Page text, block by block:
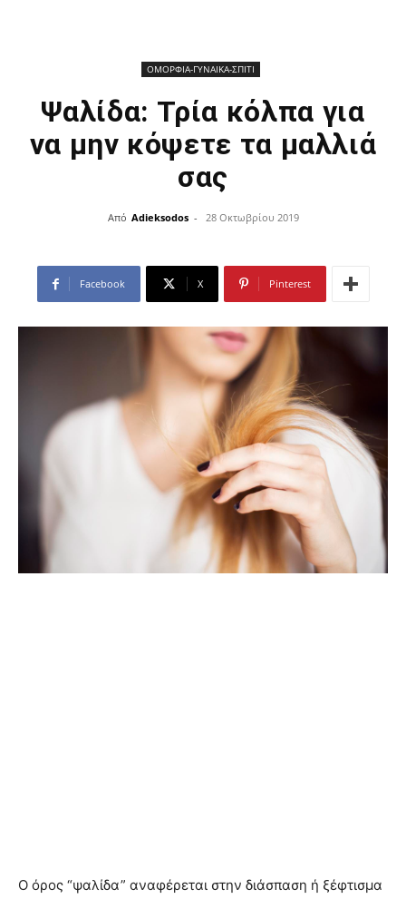
ΟΜΟΡΦΙΑ-ΓΥΝΑΙΚΑ-ΣΠΙΤΙ
Ψαλίδα: Τρία κόλπα για
να μην κόψετε τα μαλλιά
σας
Από Adieksodos - 28 Οκτωβρίου 2019
Facebook X Pinterest
Ο όρος “ψαλίδα” αναφέρεται στην διάσπαση ή ξέφτισμα